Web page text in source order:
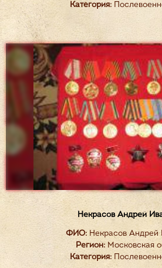
Категория:
Некрасов Андрей
ФИО:Некрасов Андрей
Регион:Московская
Категория: